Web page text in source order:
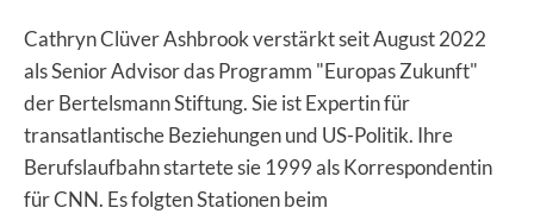
Cathryn Clüver Ashbrook verstärkt seit August 2022
als Senior Advisor das Programm "Europas Zukunft"
der Bertelsmann Stiftung. Sie ist Expertin für
transatlantische Beziehungen und US-Politik. Ihre
Berufslaufbahn startete sie 1999 als Korrespondentin
für CNN. Es folgten Stationen beim